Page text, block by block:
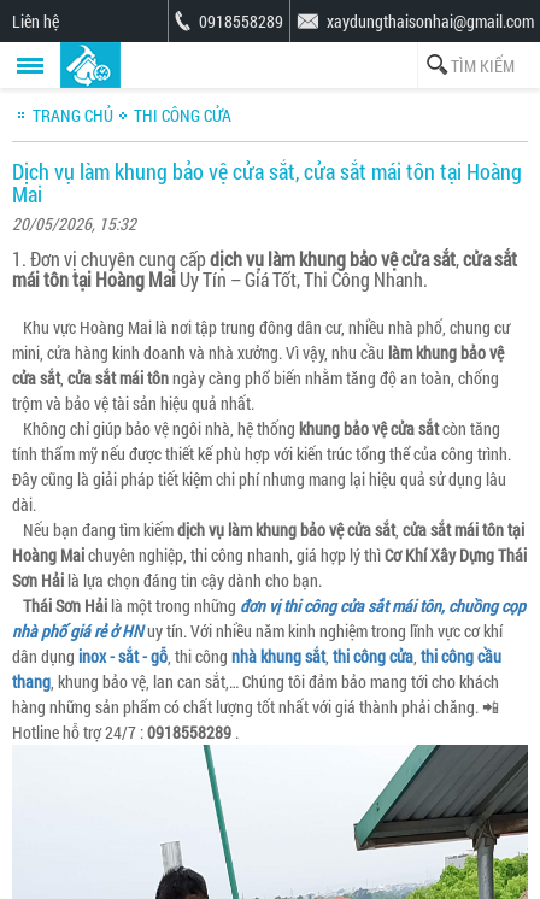
Liên hệ xaydungthaisonhai@gmail.com
0918558289
TRANG CHỦ THI CÔNG CỬA
Dịch vụ làm khung bảo vệ cửa sắt, cửa sắt mái tôn tại Hoàng
Mai
20/05/2026, 15:32
1. Đơn vị chuyên cung cấpdịch vụ làm khung bảo vệ cửa sắt,cửa sắt
mái tôn tại Hoàng MaiUy Tín – Giá Tốt, Thi Công Nhanh.
Khu vực Hoàng Mai là nơi tập trung đông dân cư, nhiều nhà phố, chung cư
mini, cửa hàng kinh doanh và nhà xưởng. Vì vậy, nhu cầu làm khung bảo vệ
cửa sắt, cửa sắt mái tônngày càng phổ biến nhằm tăng độ an toàn, chống
trộm và bảo vệ tài sản hiệu quả nhất.
Không chỉ giúp bảo vệ ngôi nhà, hệ thống khung bảo vệ cửa sắtcòn tăng
tính thẩm mỹ nếu được thiết kế phù hợp với kiến trúc tổng thể của công trình.
Đây cũng là giải pháp tiết kiệm chi phí nhưng mang lại hiệu quả sử dụng lâu
dài.
Nếu bạn đang tìm kiếmdịch vụ làm khung bảo vệ cửa sắt, cửa sắt mái tôn tại
Hoàng Maichuyên nghiệp, thi công nhanh, giá hợp lý thìCơ Khí Xây Dựng Thái
Sơn Hải là lựa chọn đáng tin cậy dành cho bạn.
Thái Sơn Hải là một trong những đơn vị thi công cửa sắt mái tôn, chuồng cọp
nhà phố giá rẻ ở HNuy tín. Với nhiều năm kinh nghiệm trong lĩnh vực cơ khí
dân dụng inox - sắt - gỗ, thi công nhà khung sắt, thi công cửa, thi công cầu
thang, khung bảo vệ, lan can sắt,… Chúng tôi đảm bảo mang tới cho khách
hàng những sản phẩm có chất lượng tốt nhất với giá thành phải chăng. 📲
Hotline hỗ trợ 24/7 :0918558289 .